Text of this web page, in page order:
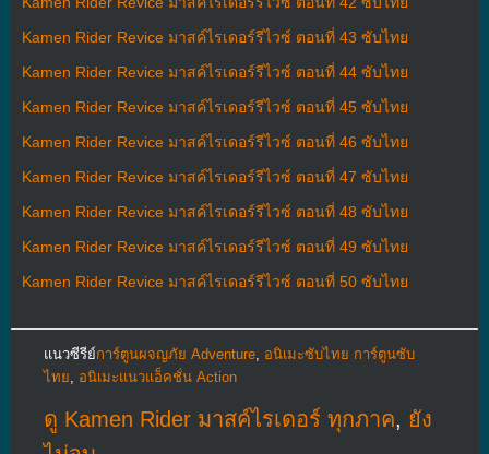
Kamen Rider Revice มาสค์ไรเดอร์รีไวซ์ ตอนที่ 43 ซับไทย
Kamen Rider Revice มาสค์ไรเดอร์รีไวซ์ ตอนที่ 44 ซับไทย
Kamen Rider Revice มาสค์ไรเดอร์รีไวซ์ ตอนที่ 45 ซับไทย
Kamen Rider Revice มาสค์ไรเดอร์รีไวซ์ ตอนที่ 46 ซับไทย
Kamen Rider Revice มาสค์ไรเดอร์รีไวซ์ ตอนที่ 47 ซับไทย
Kamen Rider Revice มาสค์ไรเดอร์รีไวซ์ ตอนที่ 48 ซับไทย
Kamen Rider Revice มาสค์ไรเดอร์รีไวซ์ ตอนที่ 49 ซับไทย
Kamen Rider Revice มาสค์ไรเดอร์รีไวซ์ ตอนที่ 50 ซับไทย
แนวซีรีย์การ์ตูนผจญภัย Adventure, อนิเมะซับไทย การ์ตูนซับ
ไทย
อนิเมะแนวแอ็คชั่น Action
ดู Kamen Rider มาสค์ไรเดอร์ ทุกภาค, ยัง